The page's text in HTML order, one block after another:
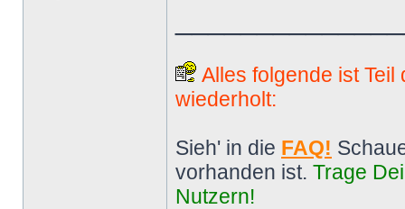
Alles folgende ist
wiederholt:
Sieh' in die FAQ!
vorhanden ist. Trage
Nutzern!